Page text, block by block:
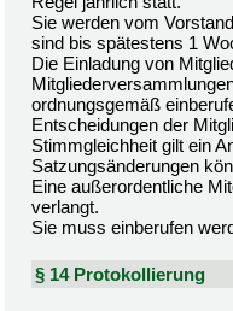
Sie werden vom
sind bis spätestens 1
Die Einladung von
ordnungsgemäß
Entscheidungen der
Stimmgleichheit gilt ein
Satzungsänderungen
Eine außerordentliche
verlangt.
Sie muss einberufen
§ 14 Protokollierung